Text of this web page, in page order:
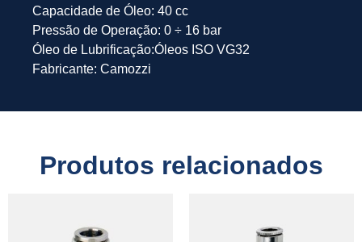
Capacidade de Óleo: 40 cc
Pressão de Operação: 0 ÷ 16 bar
Óleo de Lubrificação:Óleos ISO VG32
Fabricante: Camozzi
Produtos relacionados